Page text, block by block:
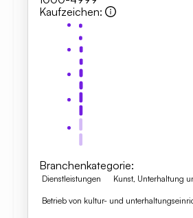
Kaufzeichen:
Branchenkategorie:
Dienstleistungen Kunst, Unterhaltung
Betrieb von kultur- und